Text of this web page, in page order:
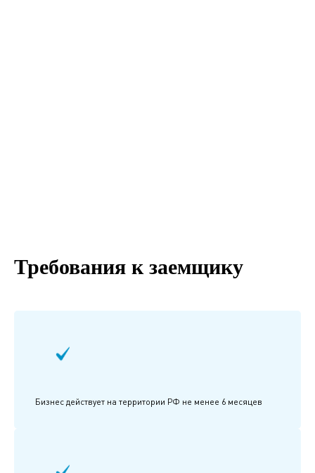
Требования к заемщику
Бизнес действует на территории РФ не менее 6 месяцев